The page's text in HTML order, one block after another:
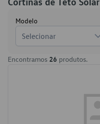
Modelo
Selecionar
Encontramos 26 produtos.